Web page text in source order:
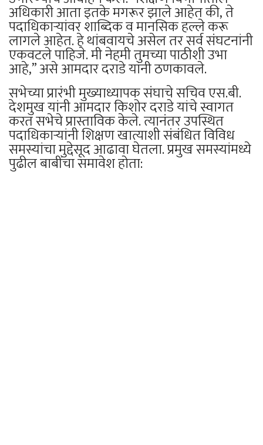
अधिकारी आता इतके मगरूर झाले आहेत की, ते
पदाधिकाऱ्यांवर शाब्दिक व मानसिक हल्ले करू
लागले आहेत. हे थांबवायचे असेल तर सर्व संघटनांनी
एकवटले पाहिजे. मी नेहमी तुमच्या पाठीशी उभा
आहे,” असे आमदार दराडे यांनी ठणकावले.
सभेच्या प्रारंभी मुख्याध्यापक संघाचे सचिव एस.बी.
देशमुख यांनी आमदार किशोर दराडे यांचे स्वागत
करत सभेचे प्रास्ताविक केले. त्यानंतर उपस्थित
पदाधिकाऱ्यांनी शिक्षण खात्याशी संबंधित विविध
समस्यांचा मुद्देसूद आढावा घेतला. प्रमुख समस्यांमध्ये
पुढील बाबींचा समावेश होता: